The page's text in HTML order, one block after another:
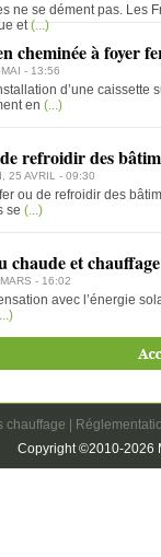
ne se dément pas. Les
et(...)
cheminée à foyer
- 13:56
d’une caissette
en (...)
refroidir des
25 AVRIL - 09:30
ou de refroidir des
se (...)
et
- 16:02
avec l’énergie
chauffage
Copyright ©2010-2026